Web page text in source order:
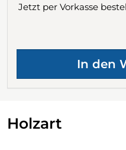
Jetzt per Vorkasse
Holzart